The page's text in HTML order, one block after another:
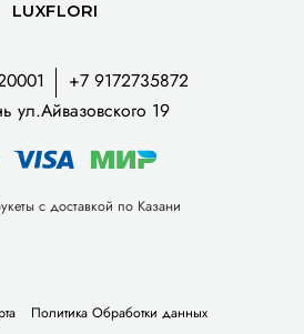
+7 9172735872
ул.Айвазовского 19
LUXFLORI
с доставкой по Казани
Политика Обработки данных